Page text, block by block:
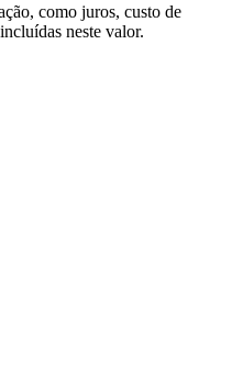
como juros, custo de
neste valor.